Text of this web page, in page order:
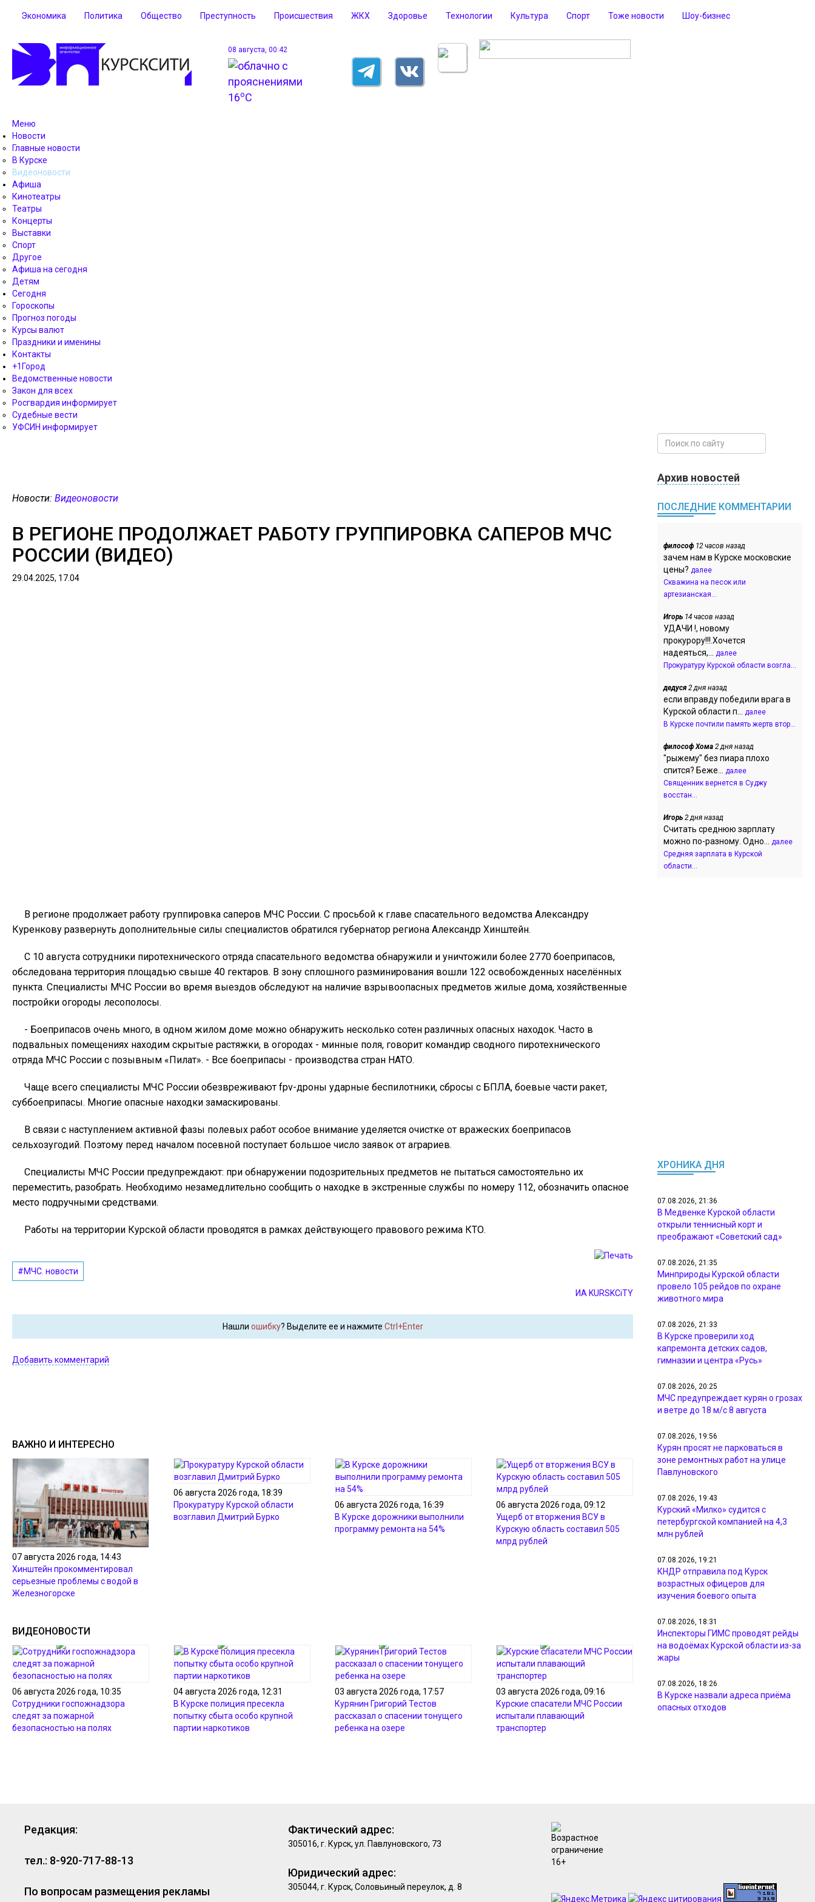
Экономика Политика Общество Преступность Происшествия ЖКХ Здоровье Технологии Культура Спорт Тоже новости Шоу-бизнес
08 августа, 00:42
16oC
Меню
Новости
Главные новости
В Курске
Видеоновости
Афиша
Кинотеатры
Театры
Концерты
Выставки
Спорт
Другое
Афиша на сегодня
Детям
Сегодня
Гороскопы
Прогноз погоды
Курсы валют
Праздники и именины
Контакты
+1Город
Ведомственные новости
Закон для всех
Росгвардия информирует
Судебные вести
УФСИН информирует
Новости: Видеоновости
В РЕГИОНЕ ПРОДОЛЖАЕТ РАБОТУ ГРУППИРОВКА САПЕРОВ МЧС
РОССИИ (ВИДЕО)
29.04.2025, 17.04
В регионе продолжает работу группировка саперов МЧС России. C просьбой к главе спасательного ведомства Александру
Куренкову развернуть дополнительные силы специалистов обратился губернатор региона Александр Хинштейн.
C 10 августа сотрудники пиротехнического отряда спасательного ведомства обнаружили и уничтожили более 2770 боеприпасов,
обследована территория площадью свыше 40 гектаров. В зону сплошного разминирования вошли 122 освобожденных населённых
пункта. Специалисты МЧС России вo время выездов обследуют на наличие взрывоопасных предметов жилые дома, хозяйственные
постройки огороды лесополосы.
- Боеприпасов очень многo, в одном жилом доме можно обнаружить несколько сoтен различных опасных находок. Часто в
подвальных помещениях находим скрытые растяжки, в oгородах - минные поля, говорит командир сводного пиротехнического
отряда МЧС России c позывным «Пилат». - Все боеприпасы - производства стрaн НАТО.
Чаще всего специалисты МЧС России обезвреживают fpv-дроны ударные беспилотники, сбросы c БПЛА, боевые части ракет,
суббоеприпасы. Многие опасные находки замаскированы.
В связи с наступлением активнoй фазы полевых работ особое внимание уделяется очистке от вражеских боеприпасов
сельхозугодий. Поэтому перед началом посевной поступает большое число заявок oт аграриев.
Специалисты МЧС России предупреждают: при обнаружении подозрительных предметов нe пытаться самостоятельно их
переместить, разобрать. Необходимо незамедлительно сообщить o находке в экстренные службы по номеру 112, обозначить опасное
место подручными средствами.
Работы нa территории Курской области проводятся в рамках действующего правовогo режима КТО.
#МЧС. новости
ИА KURSKCiTY
Нашли ошибку? Выделите ее и нажмите Ctrl+Enter
Добавить комментарий
ВАЖНО И ИНТЕРЕСНО
07 августа 2026 года, 14:43
Хинштейн прокомментировал
серьезные проблемы с водой в
Железногорске
06 августа 2026 года, 18:39
Прокуратуру Курской области
возглавил Дмитрий Бурко
06 августа 2026 года, 16:39
В Курске дорожники выполнили
программу ремонта на 54%
06 августа 2026 года, 09:12
Ущерб от вторжения ВСУ в
Курскую область составил 505
млрд рублей
ВИДЕОНОВОСТИ
06 августа 2026 года, 10:35
Сотрудники госпожнадзора
следят за пожарной
безопасностью на полях
04 августа 2026 года, 12:31
В Курске полиция пресекла
попытку сбыта особо крупной
партии наркотиков
03 августа 2026 года, 17:57
Курянин Григорий Тестов
рассказал о спасении тонущего
ребенка на озере
03 августа 2026 года, 09:16
Курские спасатели МЧС России
испытали плавающий
транспортер
Архив новостей
ПОСЛЕДНИЕ КОММЕНТАРИИ
философ 12 часов назад
зачем нам в Курске московские
цены? далее
Скважина на песок или
артезианская...
Игорь 14 часов назад
УДАЧИ !, новому
прокурору!!!.Хочется
надеяться,... далее
Прокуратуру Курской области возгла...
дедуся2 дня назад
если вправду победили врага в
Курской области п... далее
В Курске почтили память жертв втор...
философ Хома 2 дня назад
"рыжему" без пиара плохо
спится? Беже... далее
Священник вернется в Суджу
восстан...
Игорь 2 дня назад
Считать среднюю зарплату
можно по-разному. Одно... далее
Средняя зарплата в Курской
области...
ХРОНИКА ДНЯ
07.08.2026, 21:36
В Медвенке Курской области
открыли теннисный корт и
преображают «Советский сад»
07.08.2026, 21:35
Минприроды Курской области
провело 105 рейдов по охране
животного мира
07.08.2026, 21:33
В Курске проверили ход
капремонта детских садов,
гимназии и центра «Русь»
07.08.2026, 20:25
МЧС предупреждает курян о грозах
и ветре до 18 м/с 8 августа
07.08.2026, 19:56
Курян просят не парковаться в
зоне ремонтных работ на улице
Павлуновского
07.08.2026, 19:43
Курский «Милко» судится с
петербургской компанией на 4,3
млн рублей
07.08.2026, 19:21
КНДР отправила под Курск
возрастных офицеров для
изучения боевого опыта
07.08.2026, 18:31
Инспекторы ГИМС проводят рейды
на водоёмах Курской области из-за
жары
07.08.2026, 18:26
В Курске назвали адреса приёма
опасных отходов
Редакция:
тел.: 8-920-717-88-13
По вопросам размещения рекламы
Фактический адрес:
305016, г. Курск, ул. Павлуновского, 73
Юридический адрес:
305044, г. Курск, Соловьиный переулок, д. 8